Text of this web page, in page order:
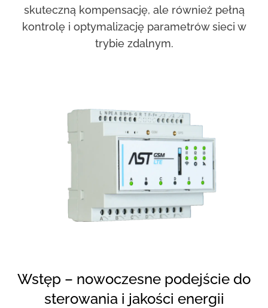
skuteczną kompensację, ale również pełną
kontrolę i optymalizację parametrów sieci w
trybie zdalnym.
Wstęp – nowoczesne podejście do
sterowania i jakości energii